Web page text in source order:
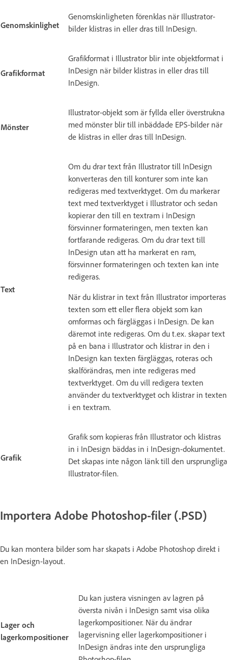
Genomskinlighet
Genomskinligheten förenklas när Illustrator-
bilder klistras in eller dras till InDesign.
Grafikformat
Grafikformat i Illustrator blir inte objektformat i
InDesign när bilder klistras in eller dras till
InDesign.
Mönster
Illustrator-objekt som är fyllda eller överstrukna
med mönster blir till inbäddade EPS-bilder när
de klistras in eller dras till InDesign.
Text
Om du drar text från Illustrator till InDesign
konverteras den till konturer som inte kan
redigeras med textverktyget. Om du markerar
text med textverktyget i Illustrator och sedan
kopierar den till en textram i InDesign
försvinner formateringen, men texten kan
fortfarande redigeras. Om du drar text till
InDesign utan att ha markerat en ram,
försvinner formateringen och texten kan inte
redigeras.
När du klistrar in text från Illustrator importeras
texten som ett eller flera objekt som kan
omformas och färgläggas i InDesign. De kan
däremot inte redigeras. Om du t.ex. skapar text
på en bana i Illustrator och klistrar in den i
InDesign kan texten färgläggas, roteras och
skalförändras, men inte redigeras med
textverktyget. Om du vill redigera texten
använder du textverktyget och klistrar in texten
i en textram.
Grafik
Grafik som kopieras från Illustrator och klistras
in i InDesign bäddas in i InDesign-dokumentet.
Det skapas inte någon länk till den ursprungliga
Illustrator-filen.
Importera Adobe Photoshop-filer (.PSD)
Du kan montera bilder som har skapats i Adobe Photoshop direkt i
en InDesign-layout.
Lager och
lagerkompositioner
Du kan justera visningen av lagren på
översta nivån i InDesign samt visa olika
lagerkompositioner. När du ändrar
lagervisning eller lagerkompositioner i
InDesign ändras inte den ursprungliga